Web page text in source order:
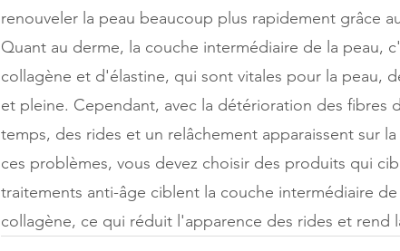
renouveler la peau beaucoup plus rapidement grâce
Quant au derme, la couche intermédiaire de la peau,
collagène et d'élastine, qui sont vitales pour la peau,
et pleine. Cependant, avec la détérioration des fibres
temps, des rides et un relâchement apparaissent sur
ces problèmes, vous devez choisir des produits qui
traitements anti-âge ciblent la couche intermédiaire
collagène, ce qui réduit l'apparence des rides et rend